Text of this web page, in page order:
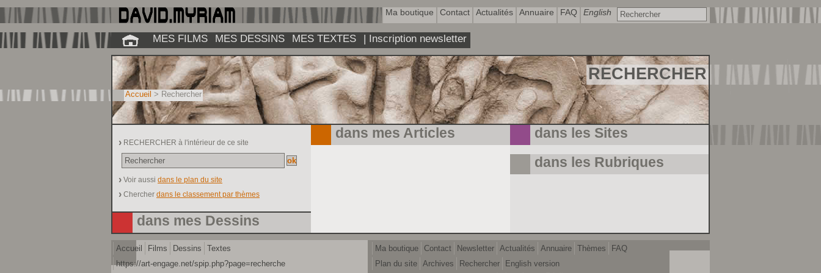
RECHERCHER à l'intérieur de ce site
Voir aussi dans le plan du site
Chercher dans le classement par thèmes
dans mes Dessins
dans mes Articles
dans les Sites
dans les Rubriques
RECHERCHER
Accueil > Rechercher
Accueil Films Dessins
Textes
https://art-engage.net/spip.php?page=recherche
Ma boutique Contact Newsletter Actualités Annuaire Thèmes
FAQ
Plan du site Archives Rechercher
English version
Ma boutique Contact Actualités Annuaire FAQ English
MES FILMS MES DESSINS MES TEXTES | Inscription newsletter